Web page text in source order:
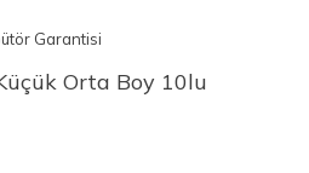
Garantisi
Orta Boy 10lu